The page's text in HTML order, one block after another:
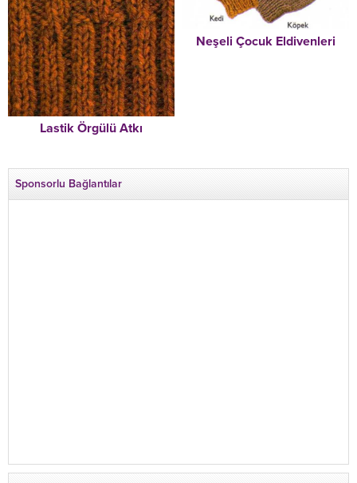
Lastik Örgülü Atkı
Neşeli Çocuk Eldivenleri
Sponsorlu Bağlantılar